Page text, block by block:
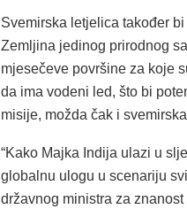
Svemirska letjelica također
Zemljina jedinog prirodnog
mjesečeve površine za koje
da ima vodeni led, što bi
misije, možda čak i
“Kako Majka Indija ulazi u
globalnu ulogu u scenariju
državnog ministra za